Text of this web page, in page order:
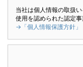
当社は個人情報の取扱
使用を認められた認定事
→「個人情報保護方針」